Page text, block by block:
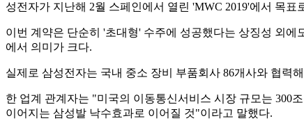
성전자가 지난해 2월 스페인에서 열린 'MWC 2019'에서 목
이번 계약은 단순히 '초대형' 수주에 성공했다는 상징성 외
에서 의미가 크다.
실제로 삼성전자는 국내 중소 장비 부품회사 86개사와 협력
한 업계 관계자는 "미국의 이동통신서비스 시장 규모는 300
이어지는 삼성발 낙수효과로 이어질 것"이라고 말했다.